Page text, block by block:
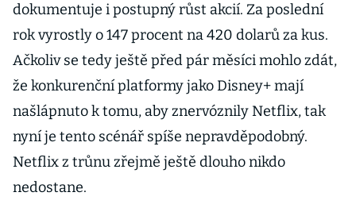
dokumentuje i postupný růst akcií. Za poslední
rok vyrostly o 147 procent na 420 dolarů za kus.
Ačkoliv se tedy ještě před pár měsíci mohlo zdát,
že konkurenční platformy jako Disney+ mají
našlápnuto k tomu, aby znervóznily Netflix, tak
nyní je tento scénář spíše nepravděpodobný.
Netflix z trůnu zřejmě ještě dlouho nikdo
nedostane.